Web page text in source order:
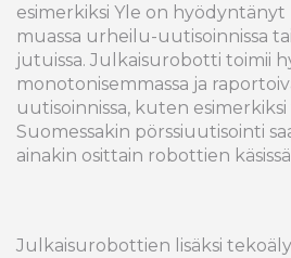
esimerkiksi Yle on
muassa urheilu-uutisoinnissa
jutuissa. Julkaisurobotti toimii
monotonisemmassa ja
uutisoinnissa, kuten
Suomessakin pörssiuutisointi
ainakin osittain robottien
Julkaisurobottien lisäksi